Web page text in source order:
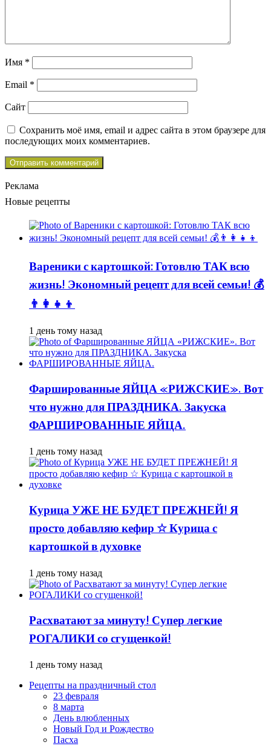
Имя *
Email *
Сайт
Сохранить моё имя, email и адрес сайта в этом браузере для
последующих моих комментариев.
Реклама
Новые рецепты
Вареники с картошкой: Готовлю ТАК всю
жизнь! Экономный рецепт для всей семьи! 💰
👨👩👧👦
1 день тому назад
Фаршированные ЯЙЦА «РИЖСКИЕ». Вот
что нужно для ПРАЗДНИКА. Закуска
ФАРШИРОВАННЫЕ ЯЙЦА.
1 день тому назад
Курица УЖЕ НЕ БУДЕТ ПРЕЖНЕЙ! Я
просто добавляю кефир ☆ Курица с
картошкой в духовке
1 день тому назад
Расхватают за минуту! Супер легкие
РОГАЛИКИ со сгущенкой!
1 день тому назад
Рецепты на праздничный стол
23 февраля
8 марта
День влюбленных
Новый Год и Рождество
Пасха